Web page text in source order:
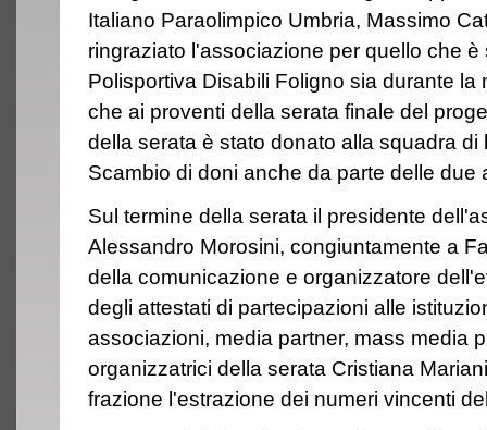
Italiano Paraolimpico Umbria, Massimo
ringraziato l'associazione per quello che è
Polisportiva Disabili Foligno sia durante la
che ai proventi della serata finale del
della serata è stato donato alla squadra
Scambio di doni anche da parte delle due
Sul termine della serata il presidente
Alessandro Morosini, congiuntamente a
della comunicazione e organizzatore
degli attestati di partecipazioni alle
associazioni, media partner, mass media
organizzatrici della serata Cristiana
frazione l'estrazione dei numeri vincenti